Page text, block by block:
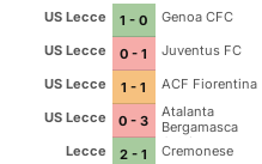
US Lecce 1 - 0
Genoa CFC
US Lecce
0 - 1
Juventus FC
US Lecce
1 - 1
ACF Fiorentina
US Lecce
0 - 3
Atalanta
Bergamasca
Calcio
Lecce 2 - 1
Cremonese